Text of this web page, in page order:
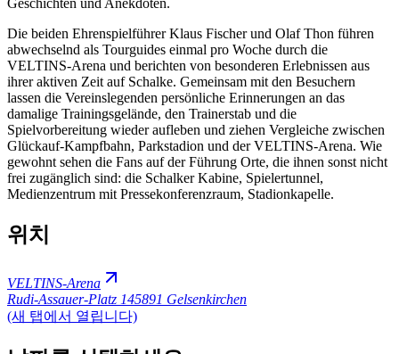
Die beiden Ehrenspielführer Klaus Fischer und Olaf Thon führen
abwechselnd als Tourguides einmal pro Woche durch die
VELTINS-Arena und berichten von besonderen Erlebnissen aus
ihrer aktiven Zeit auf Schalke. Gemeinsam mit den Besuchern
lassen die Vereinslegenden persönliche Erinnerungen an das
damalige Trainingsgelände, den Trainerstab und die
Spielvorbereitung wieder aufleben und ziehen Vergleiche zwischen
Glückauf-Kampfbahn, Parkstadion und der VELTINS-Arena. Wie
gewohnt sehen die Fans auf der Führung Orte, die ihnen sonst nicht
frei zugänglich sind: die Schalker Kabine, Spielertunnel,
Medienzentrum mit Pressekonferenzraum, Stadionkapelle.
위치
VELTINS-Arena
Rudi-Assauer-Platz 145891 Gelsenkirchen
(새 탭에서 열립니다)